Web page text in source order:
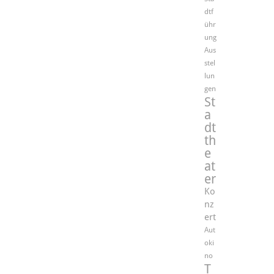
dtf
ühr
ung
Aus
stel
lun
gen
St
a
dt
th
e
at
er
Ko
nz
ert
Aut
oki
no
T